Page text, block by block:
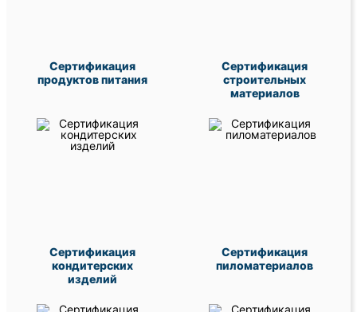
Сертификация
продуктов питания
Сертификация
строительных
материалов
Сертификация
кондитерских
изделий
Сертификация
пиломатериалов